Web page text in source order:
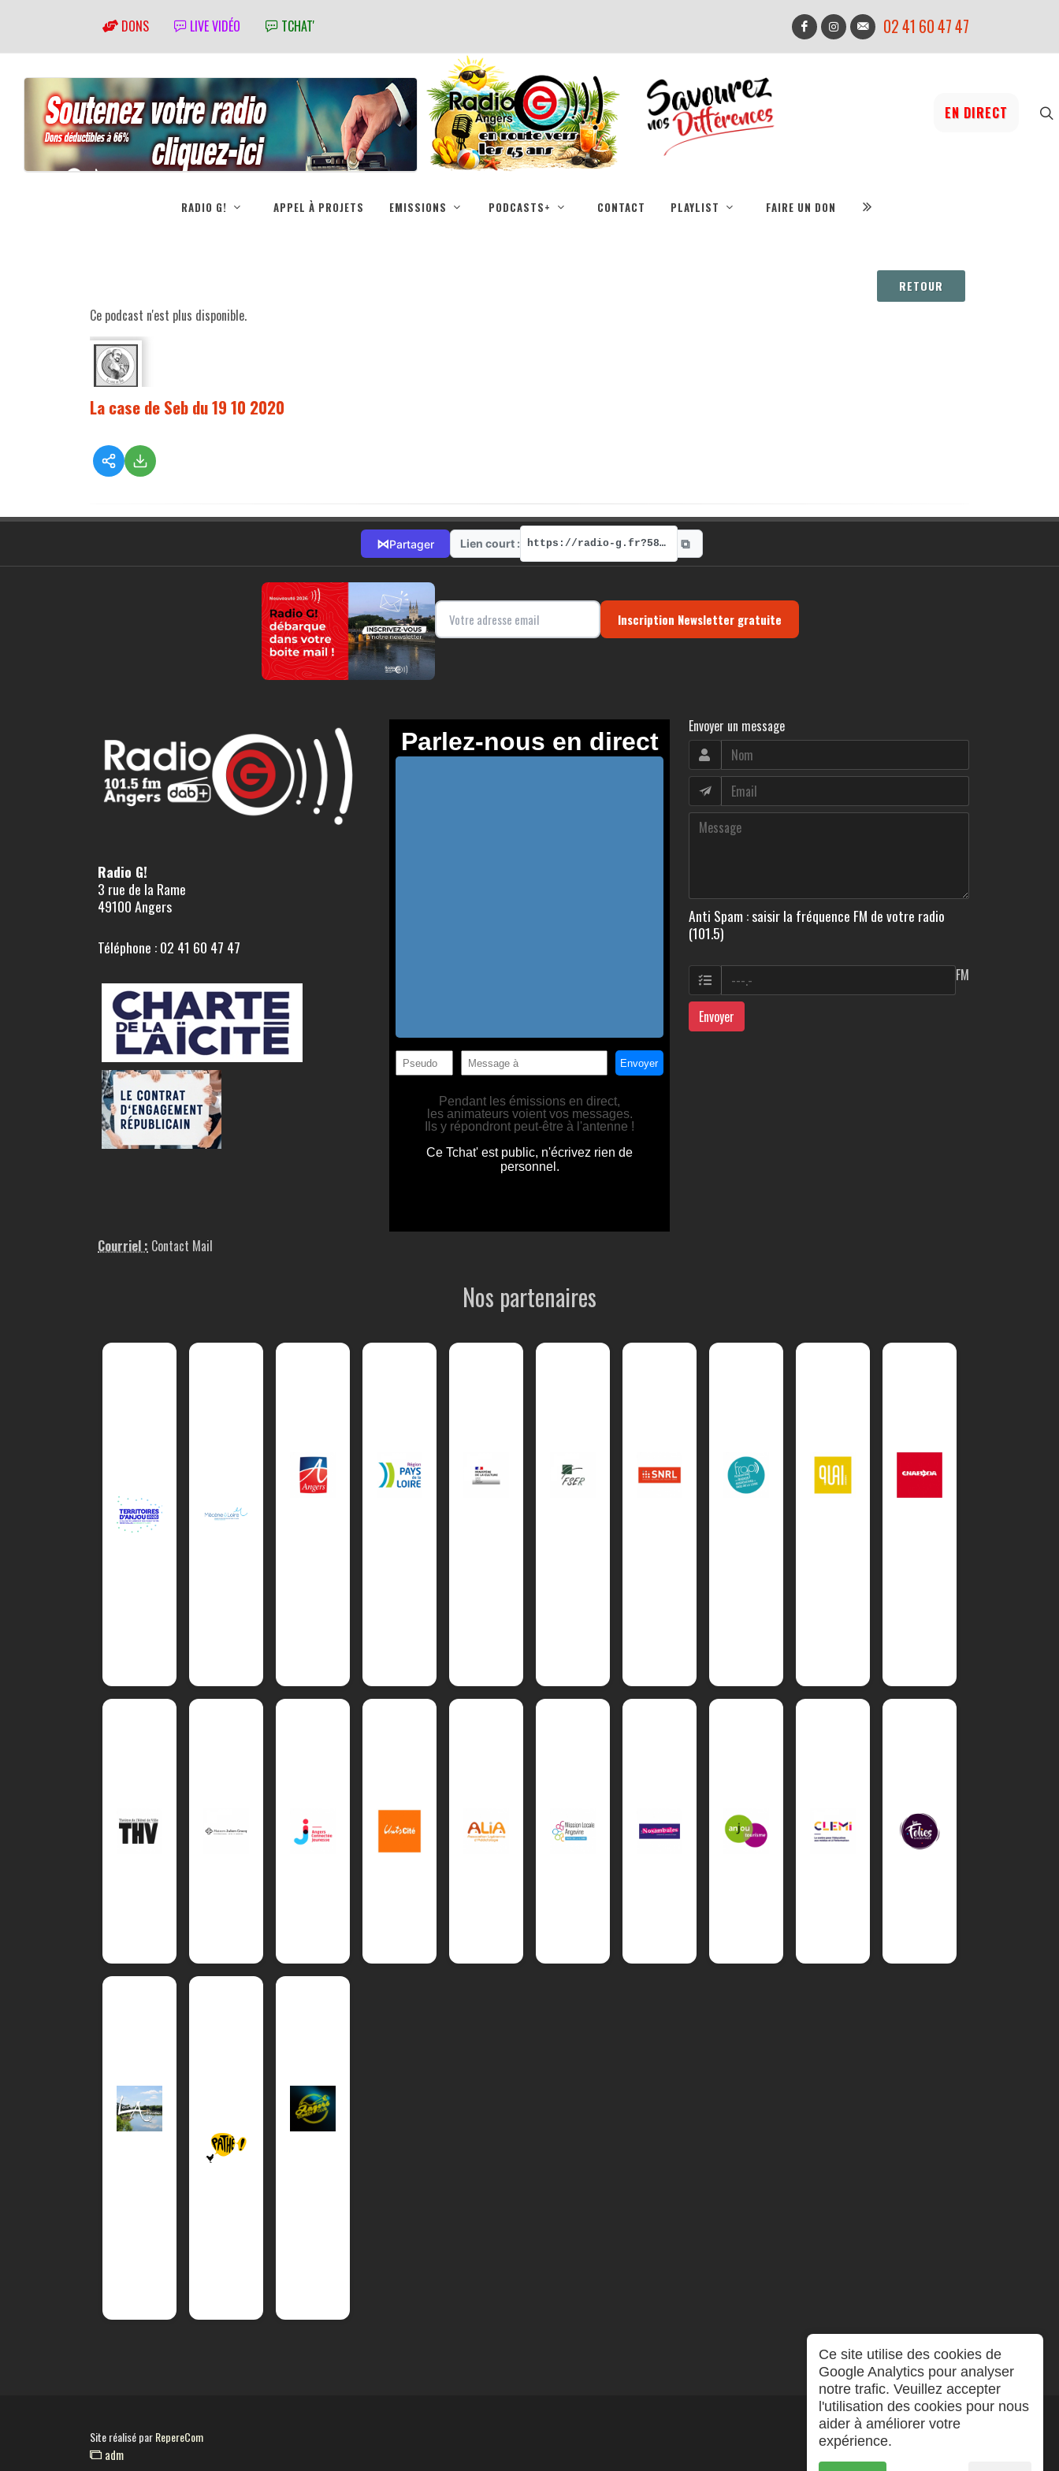
DONS LIVE VIDÉO TCHAT' 02 41 60 47 47
EN DIRECT
RADIO G! APPEL À PROJETS EMISSIONS PODCASTS+ CONTACT PLAYLIST FAIRE UN DON
RETOUR
Ce podcast n'est plus disponible.
La case de Seb du 19 10 2020
⋈Partager Lien court : https://radio-g.fr?5819 ⧉
Inscription Newsletter gratuite
Radio G!
3 rue de la Rame
49100 Angers
Téléphone : 02 41 60 47 47
Courriel : Contact Mail
Envoyer un message
Anti Spam : saisir la fréquence FM de votre radio
(101.5)
FM
Envoyer
Nos partenaires
Site réalisé parRepereCom
adm
Ce site utilise des cookies de
Google Analytics pour analyser
notre trafic. Veuillez accepter
l'utilisation des cookies pour nous
aider à améliorer votre
expérience.